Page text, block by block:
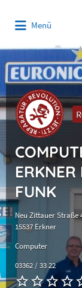
Menü
FUNK
Neu Zittauer Straße
15537 Erkner
Computer
03362 / 33 22